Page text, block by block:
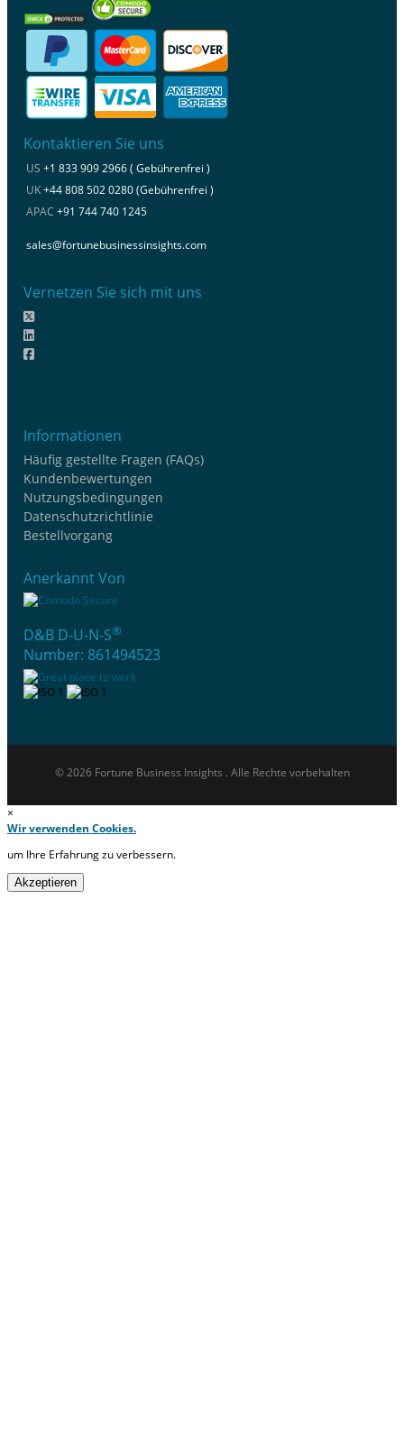
Kontaktieren Sie uns
US +1 833 909 2966 ( Gebührenfrei )
UK+44 808 502 0280 (Gebührenfrei )
APAC +91 744 740 1245
sales@fortunebusinessinsights.com
Vernetzen Sie sich mit uns
Informationen
Häufig gestellte Fragen (FAQs)
Kundenbewertungen
Nutzungsbedingungen
Datenschutzrichtlinie
Bestellvorgang
Anerkannt Von
D&B D-U-N-S®
Number: 861494523
© 2026 Fortune Business Insights . Alle Rechte vorbehalten
×
Wir verwenden Cookies.
um Ihre Erfahrung zu verbessern.
Akzeptieren